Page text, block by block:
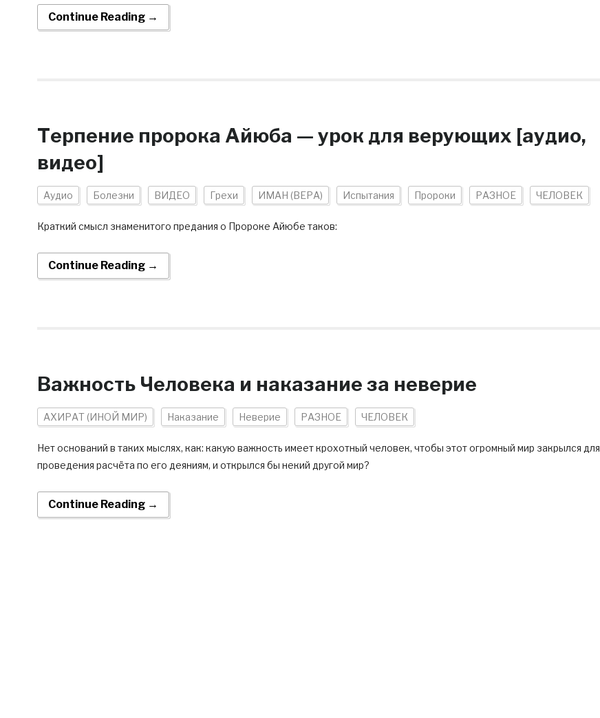
Continue Reading →
Терпение пророка Айюба — урок для верующих [аудио,
видео]
Аудио Болезни ВИДЕО Грехи ИМАН (ВЕРА) Испытания Пророки РАЗНОЕ ЧЕЛОВЕК
Краткий смысл знаменитого предания о Пророке Айюбе таков:
Continue Reading →
Важность Человека и наказание за неверие
АХИРАТ (ИНОЙ МИР) Наказание Неверие РАЗНОЕ ЧЕЛОВЕК
Нет оснований в таких мыслях, как: какую важность имеет крохотный человек, чтобы этот огромный мир закрылся для
проведения расчёта по его деяниям, и открылся бы некий другой мир?
Continue Reading →